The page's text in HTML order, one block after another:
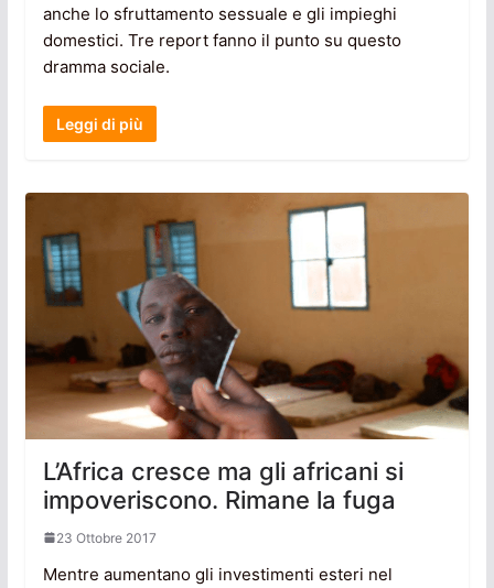
anche lo sfruttamento sessuale e gli impieghi
domestici. Tre report fanno il punto su questo
dramma sociale.
Leggi di più
L’Africa cresce ma gli africani si
impoveriscono. Rimane la fuga
23 Ottobre 2017
Mentre aumentano gli investimenti esteri nel